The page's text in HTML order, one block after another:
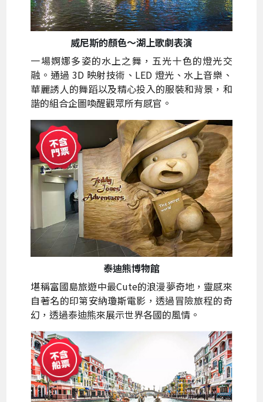
威尼斯的顏色～湖上歌劇表演
一場婀娜多姿的水上之舞，五光十色的燈光交
融。通過 3D 映射技術、LED 燈光、水上音樂、
華麗誘人的舞蹈以及精心投入的服裝和背景，和
諧的組合企圖喚醒觀眾所有感官。
泰迪熊博物館
堪稱富國島旅遊中最Cute的浪漫夢奇地，靈感來
自著名的印第安納瓊斯電影，透過冒險旅程的奇
幻，透過泰迪熊來展示世界各國的風情。